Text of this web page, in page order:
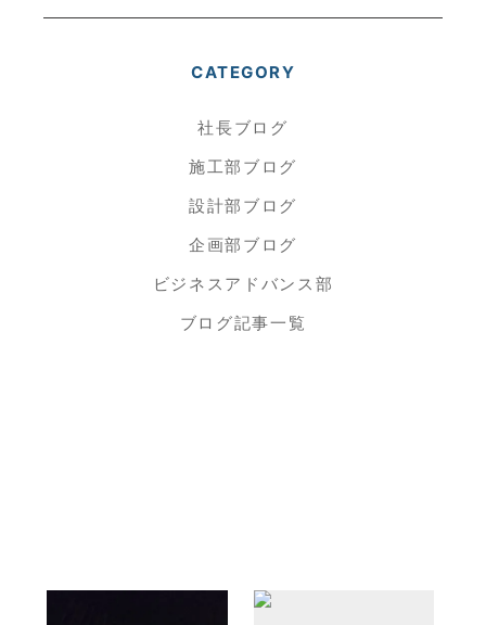
CATEGORY
社長ブログ
施工部ブログ
設計部ブログ
企画部ブログ
ビジネスアドバンス部
ブログ記事一覧